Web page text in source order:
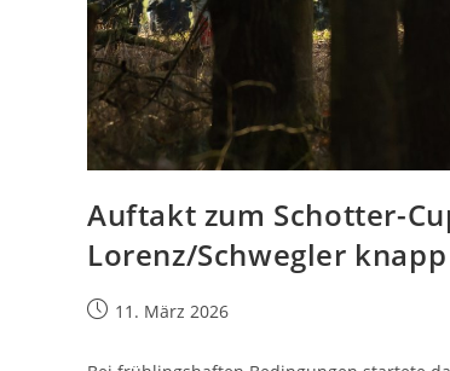
Auftakt zum Schotter-
Lorenz/Schwegler
Beitrag11. März 2026